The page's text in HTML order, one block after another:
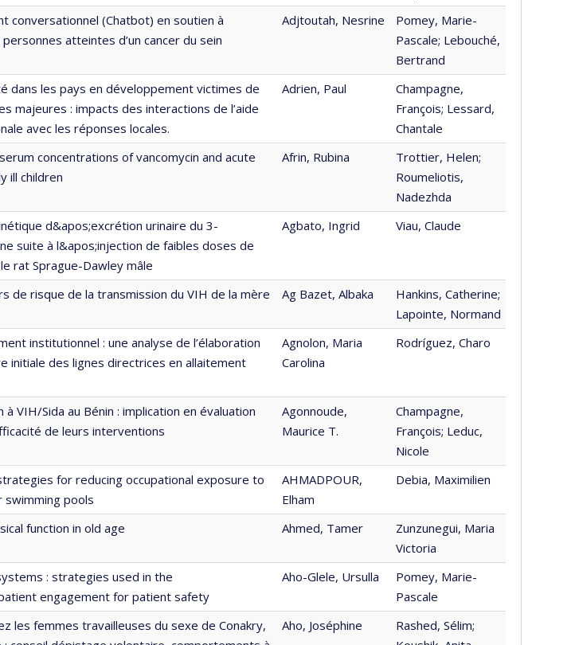
conversationnel (Chatbot) en soutien à
atteintes d’un cancer du sein
Adjtoutah, Nesrine
Pomey, Marie-
Pascale; Lebouché,
Bertrand
dans les pays en développement victimes de
majeures : impacts des interactions de l’aide
avec les réponses locales.
Adrien, Paul
Champagne,
François; Lessard,
Chantale
concentrations of vancomycin and acute
ill children
Afrin, Rubina
Trottier, Helen;
Roumeliotis,
Nadezhda
d&apos;excrétion urinaire du 3-
suite à l&apos;injection de faibles doses de
rat Sprague-Dawley mâle
Agbato, Ingrid Viau, Claude
de risque de la transmission du VIH de la mère
Ag Bazet, Albaka
Hankins, Catherine;
Lapointe, Normand
institutionnel : une analyse de l’élaboration
initiale des lignes directrices en allaitement
Agnolon, Maria
Carolina
Rodríguez, Charo
à VIH/Sida au Bénin : implication en évaluation
de leurs interventions
Agonnoude,
Maurice T.
Champagne,
François; Leduc,
Nicole
for reducing occupational exposure to
swimming pools
AHMADPOUR,
Elham
Debia, Maximilien
function in old age Ahmed, Tamer
Zunzunegui, Maria
Victoria
: strategies used in the
engagement for patient safety
Aho-Glele, Ursulla
Pomey, Marie-
Pascale
les femmes travailleuses du sexe de Conakry,
Aho, Joséphine
Rashed, Sélim;